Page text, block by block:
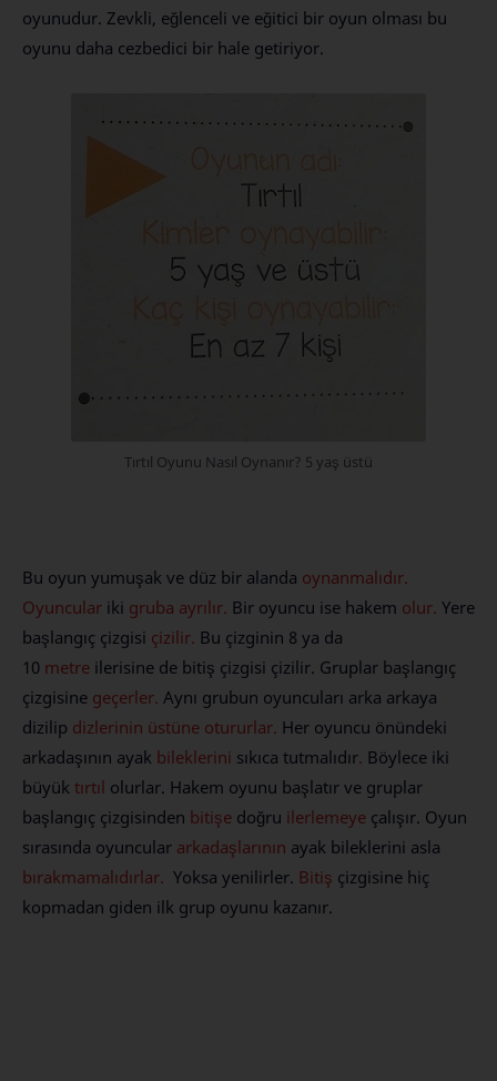
oyunudur. Zevkli, eğlenceli ve eğitici bir oyun olması bu
oyunu daha cezbedici bir hale getiriyor.
Tırtıl Oyunu Nasıl Oynanır? 5 yaş üstü
Bu oyun yumuşak ve düz bir alanda oynanmalıdır.
Oyuncular iki gruba ayrılır. Bir oyuncu ise hakem olur. Yere
başlangıç çizgisi çizilir. Bu çizginin 8 ya da
10 metre ilerisine de bitiş çizgisi çizilir. Gruplar başlangıç
çizgisine geçerler. Aynı grubun oyuncuları arka arkaya
dizilip dizlerinin üstüne otururlar. Her oyuncu önündeki
arkadaşının ayak bileklerini sıkıca tutmalıdır. Böylece iki
büyük tırtıl olurlar. Hakem oyunu başlatır ve gruplar
başlangıç çizgisinden bitişe doğru ilerlemeye çalışır. Oyun
sırasında oyuncular arkadaşlarının ayak bileklerini asla
bırakmamalıdırlar. Yoksa yenilirler. Bitiş çizgisine hiç
kopmadan giden ilk grup oyunu kazanır.